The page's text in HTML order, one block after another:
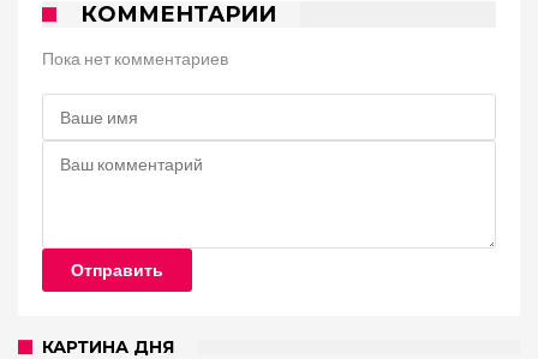
КОММЕНТАРИИ
Пока нет комментариев
Отправить
КАРТИНА ДНЯ